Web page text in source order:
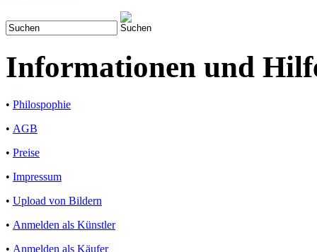
Informationen und
• Philospophie
• AGB
• Preise
• Impressum
• Upload von Bildern
• Anmelden als Künstler
• Anmelden als Käufer